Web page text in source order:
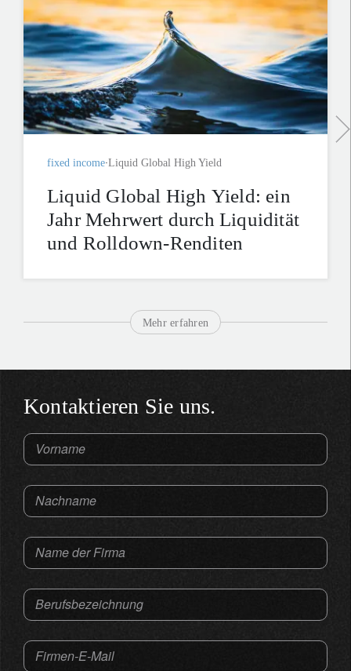
fixed income Liquid Global High Yield
Liquid Global High Yield: ein
Jahr Mehrwert durch Liquidität
und Rolldown-Renditen
Mehr erfahren
Kontaktieren Sie uns.
Vorname
Nachname
Name der Firma
Berufsbezeichnung
Firmen-E-Mail